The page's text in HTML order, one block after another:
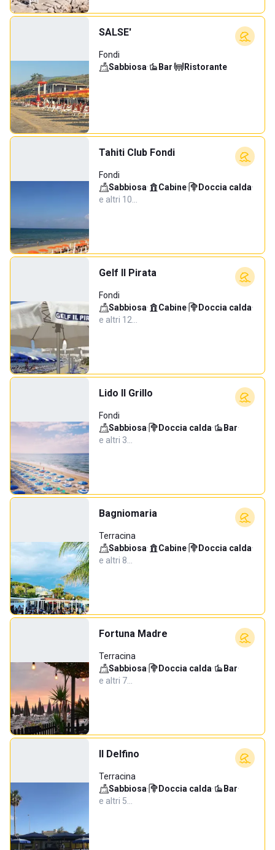
SALSE'
Fondi
Sabbiosa· Bar· Ristorante
Tahiti Club Fondi
Fondi
Sabbiosa· Cabine· Doccia calda·
e altri 10…
Gelf Il Pirata
Fondi
Sabbiosa· Cabine· Doccia calda·
e altri 12…
Lido Il Grillo
Fondi
Sabbiosa· Doccia calda· Bar·
e altri 3…
Bagniomaria
Terracina
Sabbiosa· Cabine· Doccia calda·
e altri 8…
Fortuna Madre
Terracina
Sabbiosa· Doccia calda· Bar·
e altri 7…
Il Delfino
Terracina
Sabbiosa· Doccia calda· Bar·
e altri 5…